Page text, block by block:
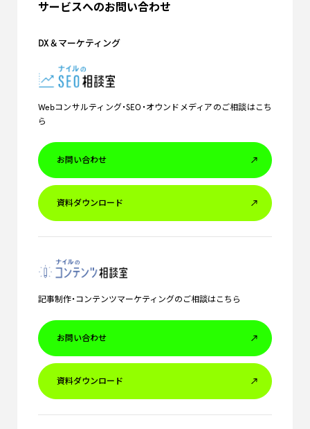
サービスへのお問い合わせ
DX＆マーケティング
Webコンサルティング・SEO・オウンドメディアのご相談はこち
ら
お問い合わせ
資料ダウンロード
記事制作・コンテンツマーケティングのご相談はこちら
お問い合わせ
資料ダウンロード